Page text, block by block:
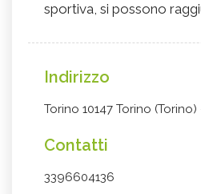
sportiva, si possono
Indirizzo
Torino 10147 Torino
Contatti
3396604136